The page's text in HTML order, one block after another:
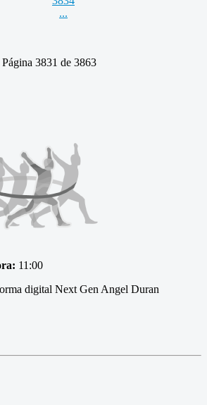
...
Página 3831 de 3863
11:00
digital Next Gen Angel Duran